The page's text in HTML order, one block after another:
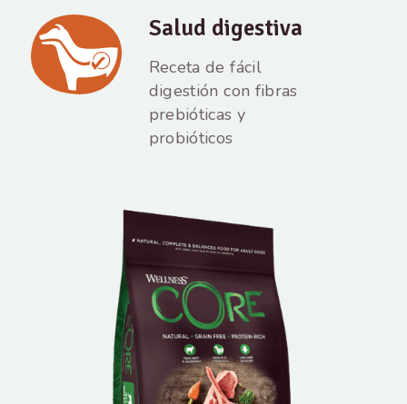
Salud digestiva
Receta de fácil
digestión con fibras
prebióticas y
probióticos